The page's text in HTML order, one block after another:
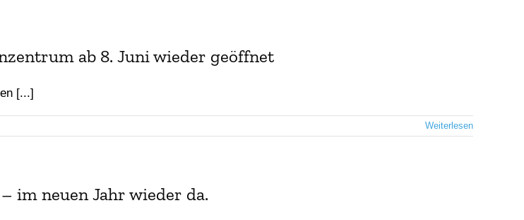
ab 8. Juni wieder geöffnet
[...]
Weiterlesen
im neuen Jahr wieder da.